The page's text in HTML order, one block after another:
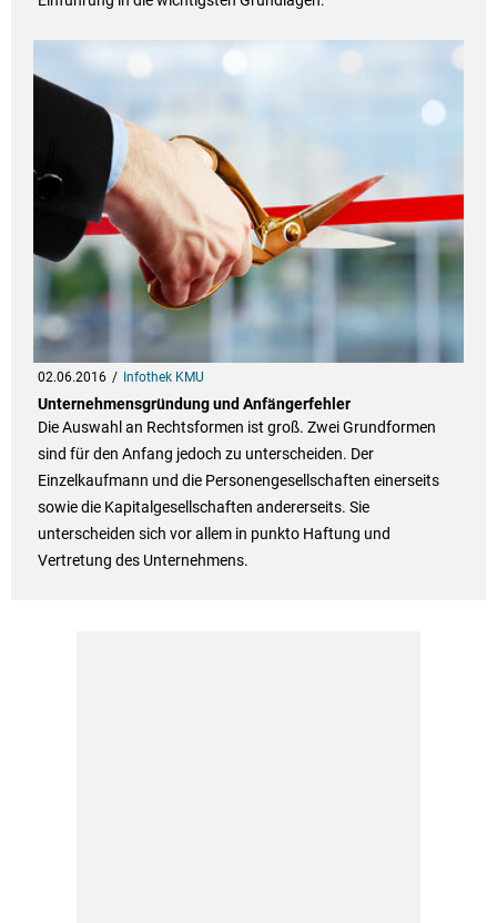
02.06.2016 Infothek KMU
Unternehmensgründung und Anfängerfehler
Die Auswahl an Rechtsformen ist groß. Zwei Grundformen
sind für den Anfang jedoch zu unterscheiden. Der
Einzelkaufmann und die Personengesellschaften einerseits
sowie die Kapitalgesellschaften andererseits. Sie
unterscheiden sich vor allem in punkto Haftung und
Vertretung des Unternehmens.